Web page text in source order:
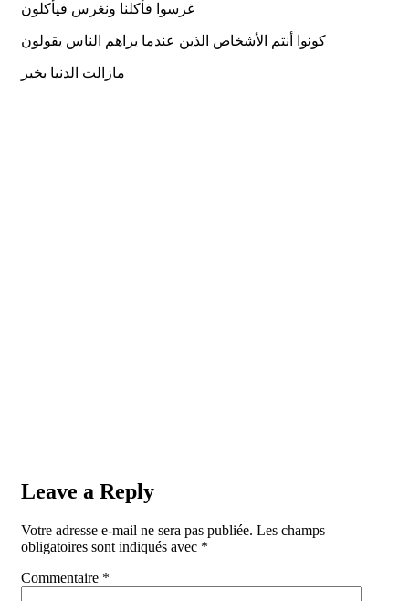
غرسوا فأكلنا ونغرس فيأكلون
كونوا أنتم الأشخاص الذين عندما يراهم الناس يقولون
مازالت الدنيا بخير
Leave a Reply
Votre adresse e-mail ne sera pas publiée. Les champs
obligatoires sont indiqués avec *
Commentaire *